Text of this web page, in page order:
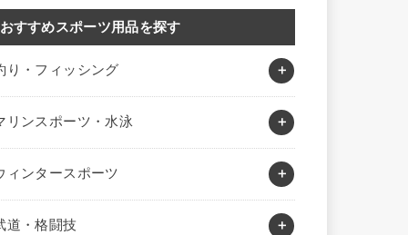
おすすめスポーツ用品を探す
り・フィッシング
リンスポーツ・水泳
ィンタースポーツ
道・格闘技